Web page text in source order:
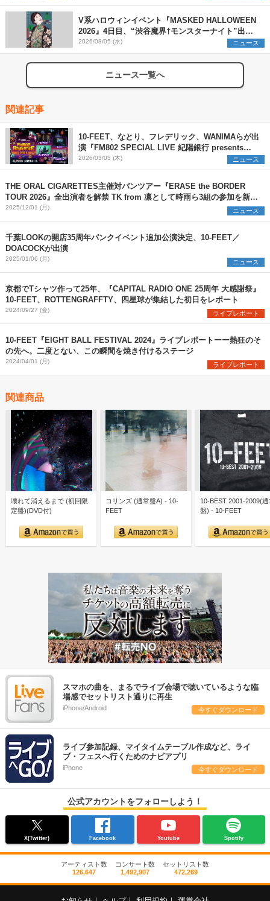
V系ハロウィンイベント『MASKED HALLOWEEN
2026』4日目、“渋谷魔界†モンスターナイト”出演6
組を発表
2026/08/05 (水) ニュース
ニュース一覧へ
関連記事
10-FEET、なとり、フレデリック、WANIMAらが出
演『FM802 SPECIAL LIVE 紀陽銀行 presents
REQUESTAGE 2026』開催決定
2026/03/05 (木) ニュース
THE ORAL CIGARETTES主催対バンツアー『ERASE the BORDER
TOUR 2026』全出演者を解禁 TK from 凛として時雨ら3組の参加を新た
に発表
2025/12/01 (月) ニュース
千葉LOOKの開店35周年パンクイベント追加公演決定、10-FEET／
DOACOCKが出演
2025/01/06 (月) ニュース
京都でTシャツ作って25年、『CAPITAL RADIO ONE 25周年 大感謝祭』
10-FEET、ROTTENGRAFFTY、四星球が集結した初日をレポート
2024/09/27 (金) ライブレポート
10-FEET『EIGHT BALL FESTIVAL 2024』ライブレポートーー熱狂のそ
の先へ。二度とない、この瞬間を焼き付けるステージ
2024/04/01 (月) ライブレポート
関連商品
壊れて消えるまで (初回限
定盤)(DVD付)
コリンズ (通常盤A) - 10-
FEET
10-BEST 2001-2009(通
盤) - 10-FEET
スマホの曲を、まるでライブ会場で聴いているような臨
場感でセットリスト通りに再生
iPhone/Android 今すぐダウンロード
ライブ参加記録、マイタイムテーブル作成など、ライ
ブ・フェスへ行くためのナビアプリ
iPhone 今すぐダウンロード
公式アカウントをフォローしよう！
X(Twitter) Facebook Youtube Spotify
アーティスト数
126,647
コンサート数
1,492,907
セットリスト数
472,269